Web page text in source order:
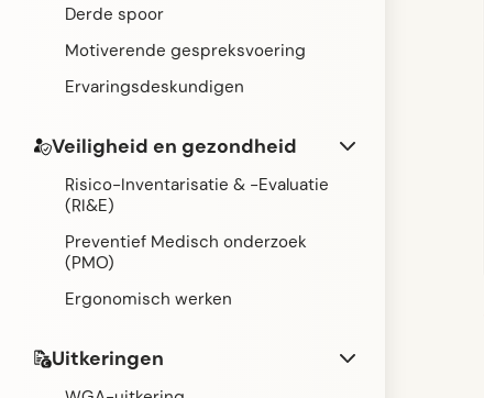
Derde spoor
Motiverende gespreksvoering
Ervaringsdeskundigen
Veiligheid en gezondheid
Risico-Inventarisatie & -Evaluatie
(RI&E)
Preventief Medisch onderzoek
(PMO)
Ergonomisch werken
Uitkeringen